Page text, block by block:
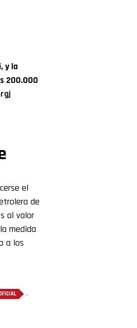
y la
200.000
el
de
al valor
medida
a los
,